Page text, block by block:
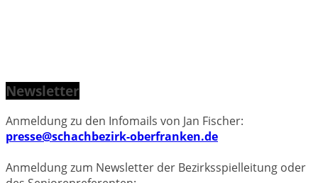
Newsletter
Anmeldung zu den Infomails von Jan Fischer:
presse@schachbezirk-oberfranken.de
Anmeldung zum Newsletter der Bezirksspielleitung oder